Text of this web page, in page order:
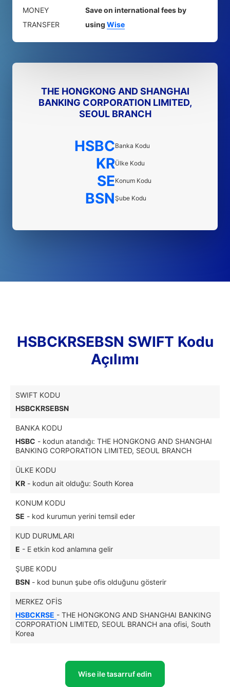
MONEY
TRANSFER
Save on international fees by
using Wise
THE HONGKONG AND SHANGHAI
BANKING CORPORATION LIMITED,
SEOUL BRANCH
HSBCBanka Kodu
KRÜlke Kodu
SEKonum Kodu
BSNŞube Kodu
HSBCKRSEBSN SWIFT Kodu
Açılımı
SWIFT KODU
HSBCKRSEBSN
BANKA KODU
HSBC - kodun atandığı: THE HONGKONG AND SHANGHAI
BANKING CORPORATION LIMITED, SEOUL BRANCH
ÜLKE KODU
KR - kodun ait olduğu: South Korea
KONUM KODU
SE - kod kurumun yerini temsil eder
KUD DURUMLARI
E - E etkin kod anlamına gelir
ŞUBE KODU
BSN - kod bunun şube ofis olduğunu gösterir
MERKEZ OFIS
HSBCKRSE - THE HONGKONG AND SHANGHAI BANKING
CORPORATION LIMITED, SEOUL BRANCH ana ofisi, South
Korea
Wise ile tasarruf edin